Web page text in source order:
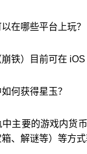
在哪些平台上玩？
铁）目前可在
何获得星玉？
主要的游戏内货
、解谜等）等方